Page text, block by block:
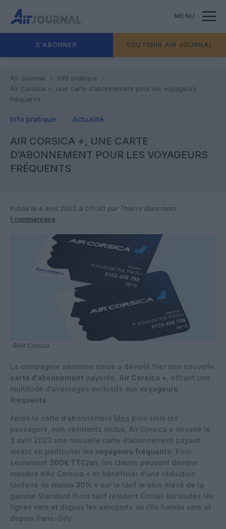
MENU
S'ABONNER SOUTENIR AIR JOURNAL
Air Journal
Info pratique
Air Corsica +, une carte d’abonnement pour les voyageurs
fréquents
Info pratique Actualité
AIR CORSICA +, UNE CARTE
D’ABONNEMENT POUR LES VOYAGEURS
FRÉQUENTS
Publié le 4 avril 2023 à 07h30 par Thierry Blancmont
1 commentaire
©Air Corsica
La compagnie aérienne corse a dévoilé hier une nouvelle
carte d’abonnement payante, Air Corsica +
, offrant une
multitude d’avantages exclusifs aux voyageurs
fréquents.
Après la carte d’abonnement Mea pour tous les
passagers, non-résidents inclus, Air Corsica a dévoilé le
3 avril 2023 une nouvelle carte d’abonnement payant
visant en particulier les voyageurs fréquents. Pour
seulement 300€ TTC/an , les clients peuvent devenir
membre d’Air Corsica + et bénéficier d’une réduction
tarifaire de moins 30% « sur le tarif le plus élevé de la
gamme Standard (hors tarif résident Corse) sur toutes les
lignes vers et depuis les aéroports de l’île hormis vers et
depuis Paris-Orly.